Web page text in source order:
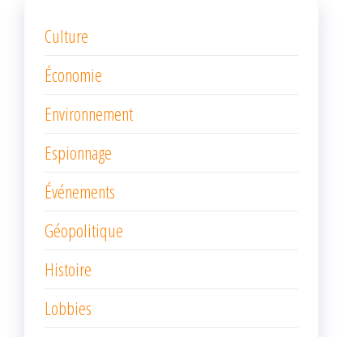
Culture
Économie
Environnement
Espionnage
Événements
Géopolitique
Histoire
Lobbies